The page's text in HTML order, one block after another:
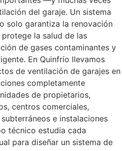
del garaje. Un sistema
solo garantiza la renovación
la salud de las
de gases contaminantes y
En Quinfrío llevamos
de ventilación de garajes en
completamente
de propietarios,
centros comerciales,
e instalaciones
técnico estudia cada
para diseñar un sistema de